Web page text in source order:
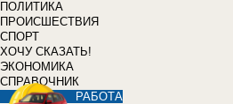
ПОЛИТИКА
ПРОИСШЕСТВИЯ
СПОРТ
ХОЧУ СКАЗАТЬ!
ЭКОНОМИКА
СПРАВОЧНИК
РАБОТА